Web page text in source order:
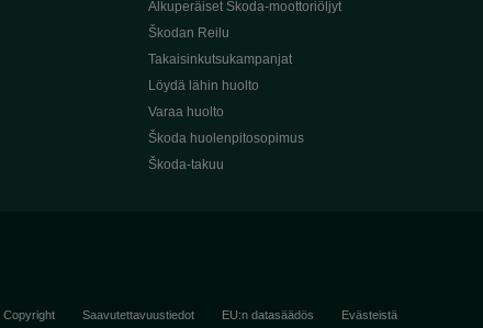
Alkuperäiset Škoda-moottoriöljyt
Škodan Reilu
Takaisinkutsukampanjat
Löydä lähin huolto
Varaa huolto
Škoda huolenpitosopimus
Škoda-takuu
Copyright Saavutettavuustiedot EU:n datasäädös Evästeistä